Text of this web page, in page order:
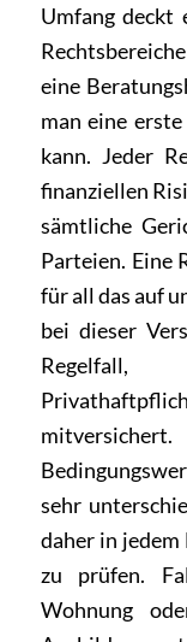
Umfang deckt
eine
man eine
kann. Jeder
finanziellen
sämtliche
Parteien. Eine
für all das auf
bei dieser
sehr
daher in
zu prüfen.
Wohnung